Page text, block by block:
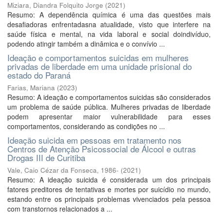
Miziara, Diandra Folquito Jorge (2021)
Resumo: A dependência química é uma das questões mais
desafiadoras enfrentadasna atualidade, visto que interfere na
saúde física e mental, na vida laboral e social doindivíduo,
podendo atingir também a dinâmica e o convívio ...
Ideação e comportamentos suicidas em mulheres
privadas de liberdade em uma unidade prisional do
estado do Paraná
Farias, Mariana (2023)
Resumo: A ideação e comportamentos suicidas são considerados
um problema de saúde pública. Mulheres privadas de liberdade
podem apresentar maior vulnerabilidade para esses
comportamentos, considerando as condições no ...
Ideação suicida em pessoas em tratamento nos
Centros de Atenção Psicossocial de Álcool e outras
Drogas III de Curitiba
Vale, Caio Cézar da Fonseca, 1986- (2021)
Resumo: A ideação suicida é considerada um dos principais
fatores preditores de tentativas e mortes por suicídio no mundo,
estando entre os principais problemas vivenciados pela pessoa
com transtornos relacionados a ...